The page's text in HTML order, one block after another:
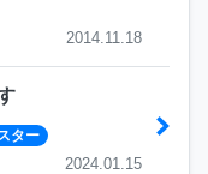
2014.11.18
ター
2024.01.15